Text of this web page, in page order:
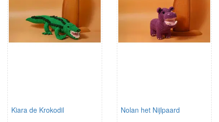
Kiara de Krokodil Nolan het Nijlpaard